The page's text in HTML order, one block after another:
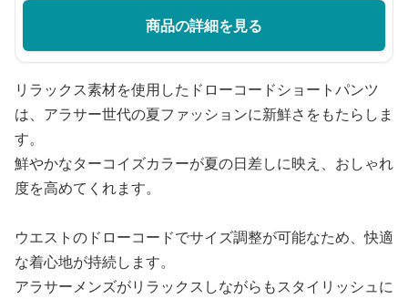
商品の詳細を見る
リラックス素材を使用したドローコードショートパンツ
は、アラサー世代の夏ファッションに新鮮さをもたらしま
す。
鮮やかなターコイズカラーが夏の日差しに映え、おしゃれ
度を高めてくれます。
ウエストのドローコードでサイズ調整が可能なため、快適
な着心地が持続します。
アラサーメンズがリラックスしながらもスタイリッシュに